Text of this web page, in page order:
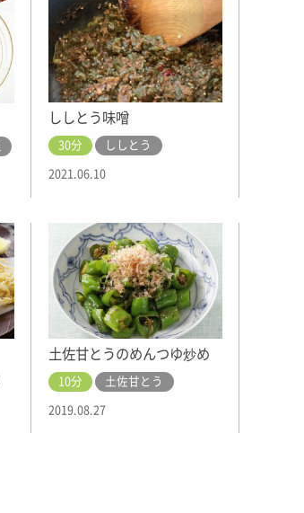
ししとう味噌
30分 ししとう
2021.06.10
土佐甘とうのめんつゆ炒め
10分 土佐甘とう
2019.08.27